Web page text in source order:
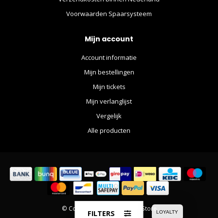
Voorwaarden Spaarsysteem
Mijn account
Account informatie
Mijn bestellingen
Mijn tickets
Mijn verlanglijst
Vergelijk
Alle producten
© Copyright 2026 The Movie Store
FILTERS LOYALTY